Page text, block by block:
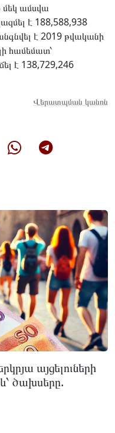
մեկ ամսվա
է 188,588,938
է 2019 թվականի
համեմատ՝
է 138,729,246
Վերատպման կանոն
այցելուների
ծախսերը.